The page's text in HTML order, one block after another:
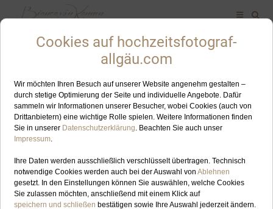
ALLES ZUM SCHLAGWORT: IMBERGBAHN